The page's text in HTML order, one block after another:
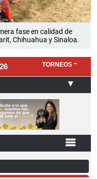
fase en calidad de
Chihuahua y Sinaloa.